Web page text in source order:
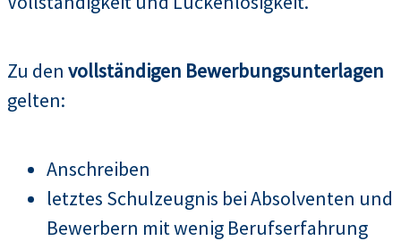
Zu den vollständigen Bewerbungsunterlagen
gelten:
Anschreiben
letztes Schulzeugnis bei Absolventen und
Bewerbern mit wenig Berufserfahrung